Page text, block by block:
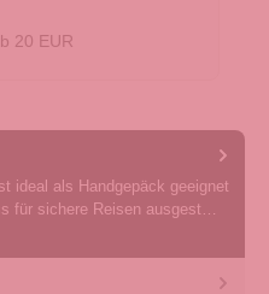
20 EUR
ideal als Handgepäck geeignet
für sichere Reisen ausgest…